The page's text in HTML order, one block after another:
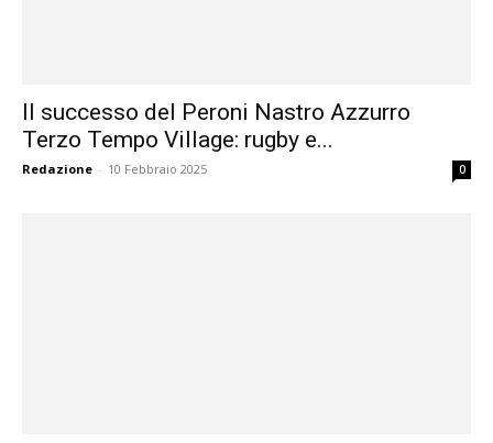
Il successo del Peroni Nastro Azzurro
Terzo Tempo Village: rugby e...
Redazione - 10 Febbraio 2025 0